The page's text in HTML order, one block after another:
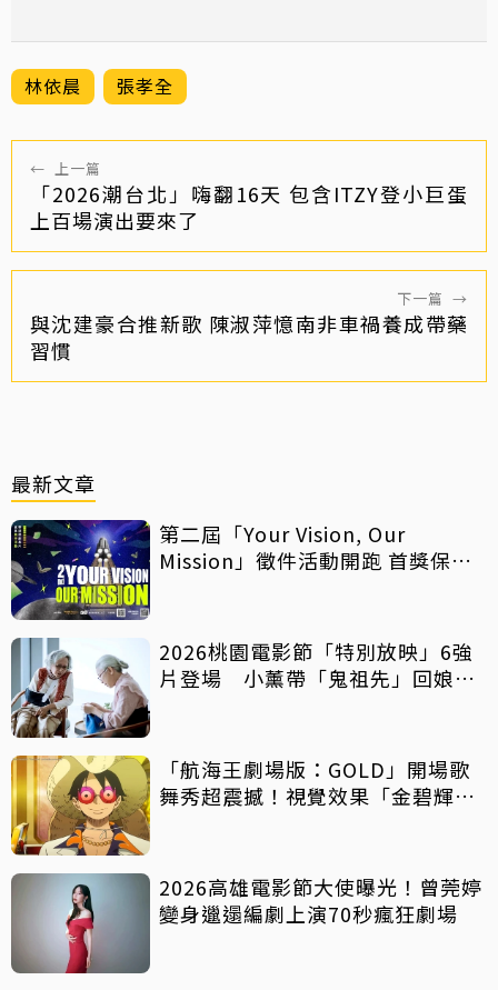
林依晨 張孝全
← 上一篇
「2026潮台北」嗨翻16天 包含ITZY登小巨蛋
上百場演出要來了
下一篇 →
與沈建豪合推新歌 陳淑萍憶南非車禍養成帶藥
習慣
最新文章
第二屆「Your Vision, Our
Mission」徵件活動開跑 首獎保證
2026桃園電影節「特別放映」6強
片登場 小薰帶「鬼祖先」回娘
「航海王劇場版：GOLD」開場歌
舞秀超震撼！視覺效果「金碧輝
2026高雄電影節大使曝光！曾莞婷
變身邋遢編劇上演70秒瘋狂劇場